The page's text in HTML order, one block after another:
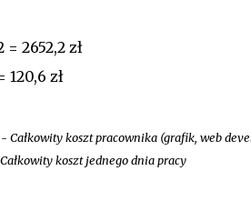
= 2652,2 zł
120,6 zł
- Całkowity koszt pracownika (grafik, web
koszt jednego dnia pracy